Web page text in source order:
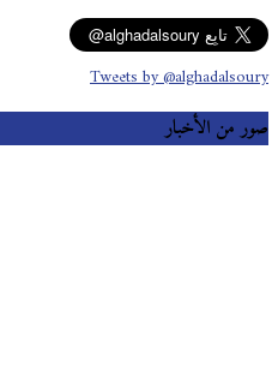
Tweets by @alghadalsoury
صور من الأخبار